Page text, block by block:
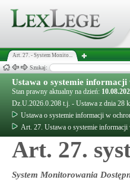
Art. 27. - System Monito...
Szukaj:
Ustawa o systemie
Stan prawny aktualny na dzień:
Dz.U.2026.0.208 t.j. - Ustawa z dnia 28
Ustawa o systemie informacji w
Art. 27. Ustawa o systemie
Art. 27.
System Monitorowania